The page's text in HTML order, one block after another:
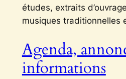
études, extraits
musiques traditionnelles
Agenda,
informations